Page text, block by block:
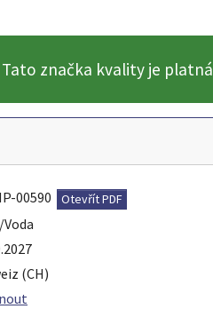
Tato značka kvality je platná
00590 Otevřít PDF
(CH)